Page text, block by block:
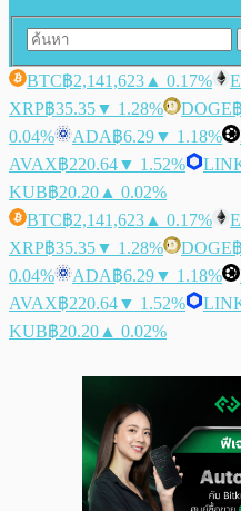
BTC฿2,141,623 ▲ 0.17%
XRP฿35.35▼ 1.28% DOGE
0.04%
ADA฿6.29▼ 1.18%
AVAX฿220.64▼ 1.52%
KUB฿20.20 ▲ 0.02%
BTC฿2,141,623 ▲ 0.17%
XRP฿35.35▼ 1.28% DOGE
0.04%
ADA฿6.29▼ 1.18%
AVAX฿220.64▼ 1.52%
KUB฿20.20 ▲ 0.02%